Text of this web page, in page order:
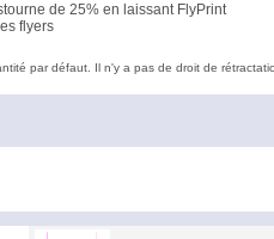
de 25% en laissant FlyPrint
flyers
par défaut. Il n'y a pas de droit de